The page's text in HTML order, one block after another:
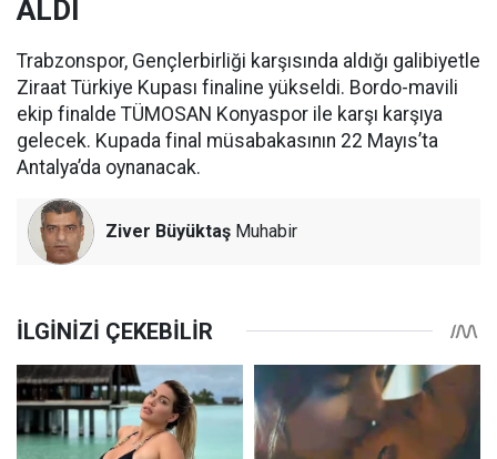
ALDI
Trabzonspor, Gençlerbirliği karşısında aldığı galibiyetle
Ziraat Türkiye Kupası finaline yükseldi. Bordo-mavili
ekip finalde TÜMOSAN Konyaspor ile karşı karşıya
gelecek. Kupada final müsabakasının 22 Mayıs’ta
Antalya’da oynanacak.
Ziver Büyüktaş Muhabir